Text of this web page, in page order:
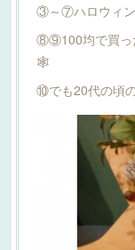
③～⑦ハロウィン
⑧⑨100均で買っ
🕸
⑩でも20代の頃